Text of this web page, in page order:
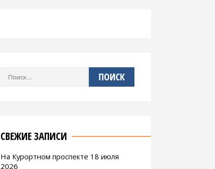
СВЕЖИЕ ЗАПИСИ
На Курортном проспекте 18 июля
2026